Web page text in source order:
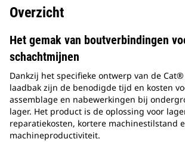
Overzicht
Het gemak van boutverbindingen
schachtmijnen
Dankzij het specifieke ontwerp van de
laadbak zijn de benodigde tijd en kosten
assemblage en nabewerkingen bij
lager. Het product is de oplossing voor
reparatiekosten, kortere machinestilstand
machineproductiviteit.